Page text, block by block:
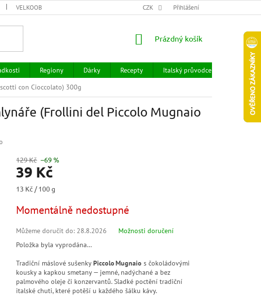
VELKOOBCHOD HODNOCENÍ OBCHODU OBCHODNÍ PODMÍNKY
CZK Přihlášení
NÁKUPNÍ
Prázdný košík
Regiony Dárky Recepty Italský průvodce
Prodejny
con Cioccolato) 300g
(Frollini del Piccolo Mugnaio
129 Kč –69 %
39 Kč
Měrná
13 Kč / 100 g
Momentálně nedostupné
Můžeme doručit do: 28.8.2026
Možnosti doručení
Položka byla vyprodána…
Tradiční máslové sušenkyPiccolo Mugnaio s čokoládovými
kousky a kapkou smetany — jemné, nadýchané a bez
palmového oleje či konzervantů. Sladké poctění tradiční
italské chuti, které potěší u každého šálku kávy.